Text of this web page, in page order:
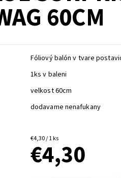
60CM
Fóliový balón v tvare
1ks v baleni
velkost 60cm
dodavame nenafukany
€4,30 / 1 ks
€4,30